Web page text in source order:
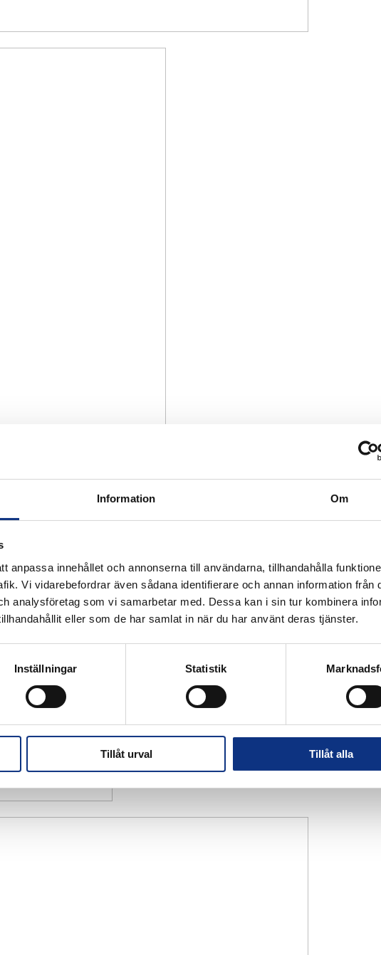
Information Om
anpassa innehållet och annonserna till användarna, tillhandahålla
Vi vidarebefordrar även sådana identifierare och annan information från
analysföretag som vi samarbetar med. Dessa kan i sin tur kombinera
eller som de har samlat in när du har använt deras tjänster.
Inställningar Statistik
Tillåt urval Tillåt alla